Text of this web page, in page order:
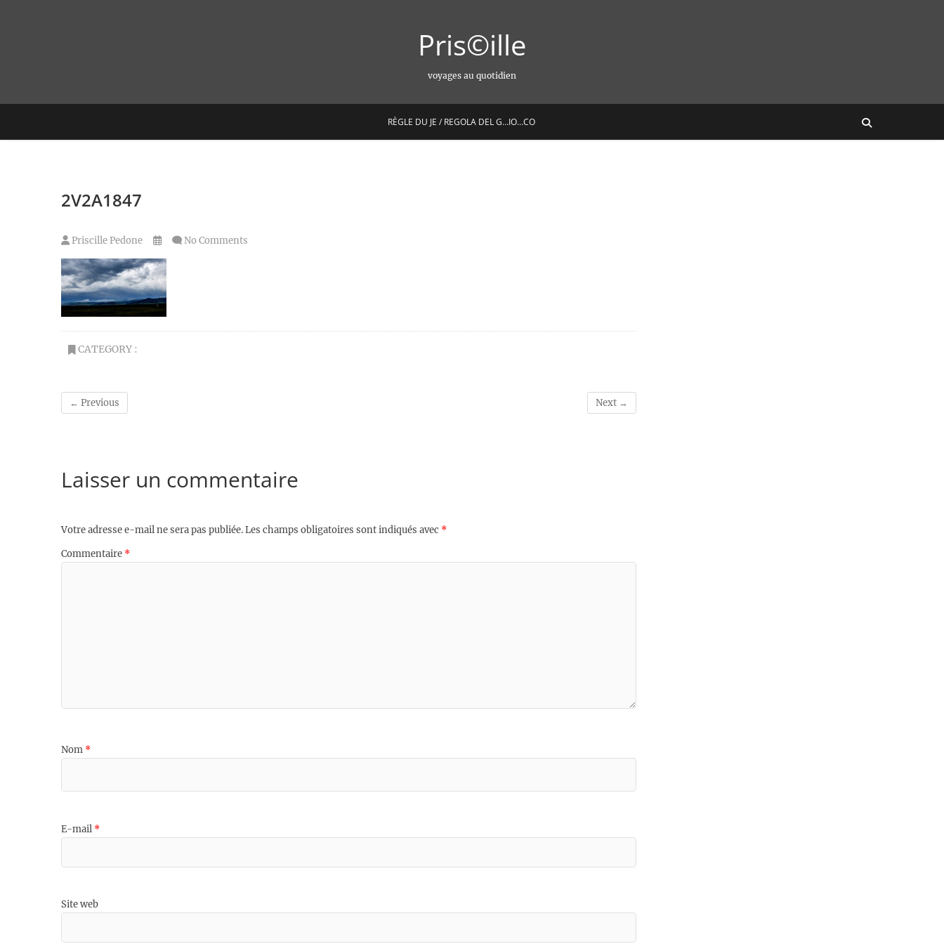
Pris©ille
voyages au quotidien
RÈGLE DU JE / REGOLA DEL G…IO…CO
2V2A1847
Priscille Pedone No Comments
CATEGORY :
← Previous Next →
Laisser un commentaire
Votre adresse e-mail ne sera pas publiée.Les champs obligatoires sont indiqués avec *
Commentaire *
Nom *
E-mail *
Site web